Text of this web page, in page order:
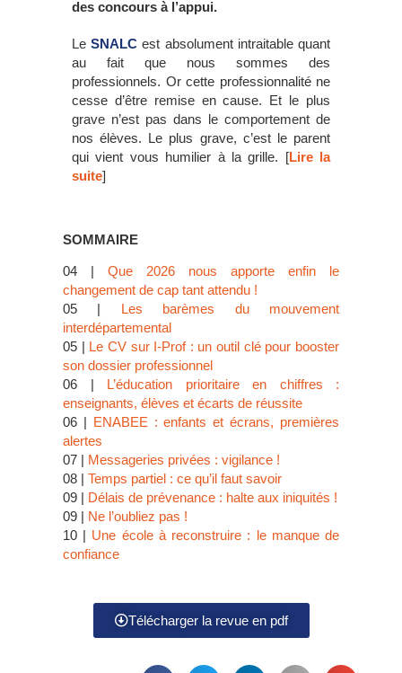
des concours à l’appui.
LeSNALC est absolument intraitable quant
au fait que nous sommes des
professionnels. Or cette professionnalité ne
cesse d’être remise en cause. Et le plus
grave n’est pas dans le comportement de
nos élèves. Le plus grave, c’est le parent
qui vient vous humilier à la grille. [Lire la
suite]
SOMMAIRE
04 | Que 2026 nous apporte enfin le
changement de cap tant attendu !
05 | Les barèmes du mouvement
interdépartemental
05 | Le CV sur I-Prof : un outil clé pour booster
son dossier professionnel
06 | L’éducation prioritaire en chiffres :
enseignants, élèves et écarts de réussite
06 | ENABEE : enfants et écrans, premières
alertes
07 | Messageries privées : vigilance !
08 | Temps partiel : ce qu’il faut savoir
09 | Délais de prévenance : halte aux iniquités !
09 | Ne l’oubliez pas !
10 | Une école à reconstruire : le manque de
confiance
Télécharger la revue en pdf